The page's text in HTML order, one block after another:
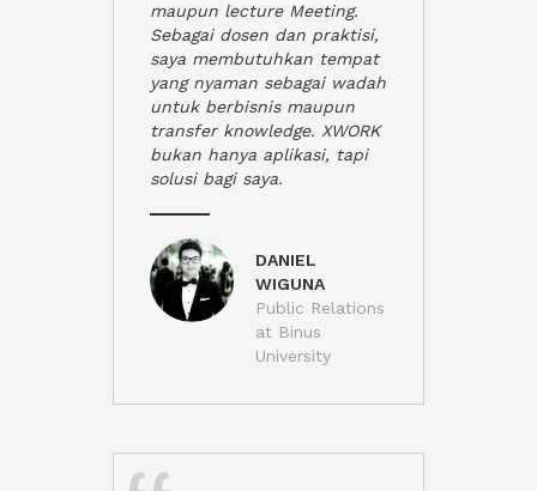
maupun lecture Meeting.
Sebagai dosen dan praktisi,
saya membutuhkan tempat
yang nyaman sebagai wadah
untuk berbisnis maupun
transfer knowledge. XWORK
bukan hanya aplikasi, tapi
solusi bagi saya.
DANIEL
WIGUNA
Public Relations
at Binus
University